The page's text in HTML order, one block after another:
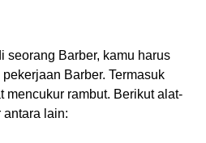
seorang Barber, kamu harus
Barber. Termasuk
mencukur rambut. Berikut alat-
lain: